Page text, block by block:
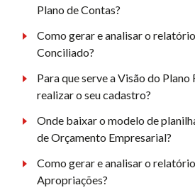
Plano de Contas?
Como gerar e analisar o
Conciliado?
Para que serve a Visão do
realizar o seu cadastro?
Onde baixar o modelo de
de Orçamento Empresarial?
Como gerar e analisar o
Apropriações?